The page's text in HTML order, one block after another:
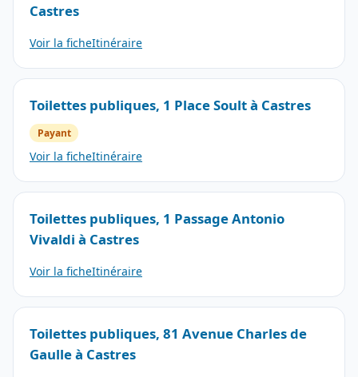
Castres
Voir la ficheItinéraire
Toilettes publiques, 1 Place Soult à Castres
Payant
Voir la ficheItinéraire
Toilettes publiques, 1 Passage Antonio
Vivaldi à Castres
Voir la ficheItinéraire
Toilettes publiques, 81 Avenue Charles de
Gaulle à Castres